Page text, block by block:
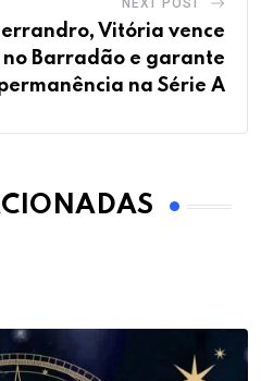
NEXT POST
Vitória vence
no Barradão e garante
na Série A